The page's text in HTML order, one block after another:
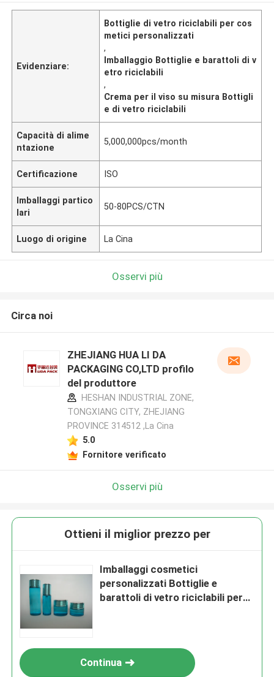
Evidenziare:
Bottiglie di vetro riciclabili per cos
metici personalizzati
,
Imballaggio Bottiglie e barattoli di v
etro riciclabili
,
Crema per il viso su misura Bottigli
e di vetro riciclabili
Capacità di alime
ntazione
5,000,000pcs/month
Certificazione ISO
Imballaggi partico
lari
50-80PCS/CTN
Luogo di origine La Cina
Osservi più
Circa noi
ZHEJIANG HUA LI DA
PACKAGING CO,LTD profilo
del produttore
HESHAN INDUSTRIAL ZONE,
TONGXIANG CITY, ZHEJIANG
PROVINCE 314512 ,La Cina
5.0
Fornitore verificato
Osservi più
Ottieni il miglior prezzo per
Imballaggi cosmetici
personalizzati Bottiglie e
barattoli di vetro riciclabili per
Continua